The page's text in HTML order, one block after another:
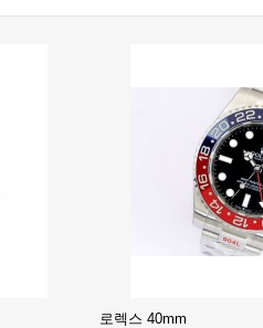
로렉스 40mm